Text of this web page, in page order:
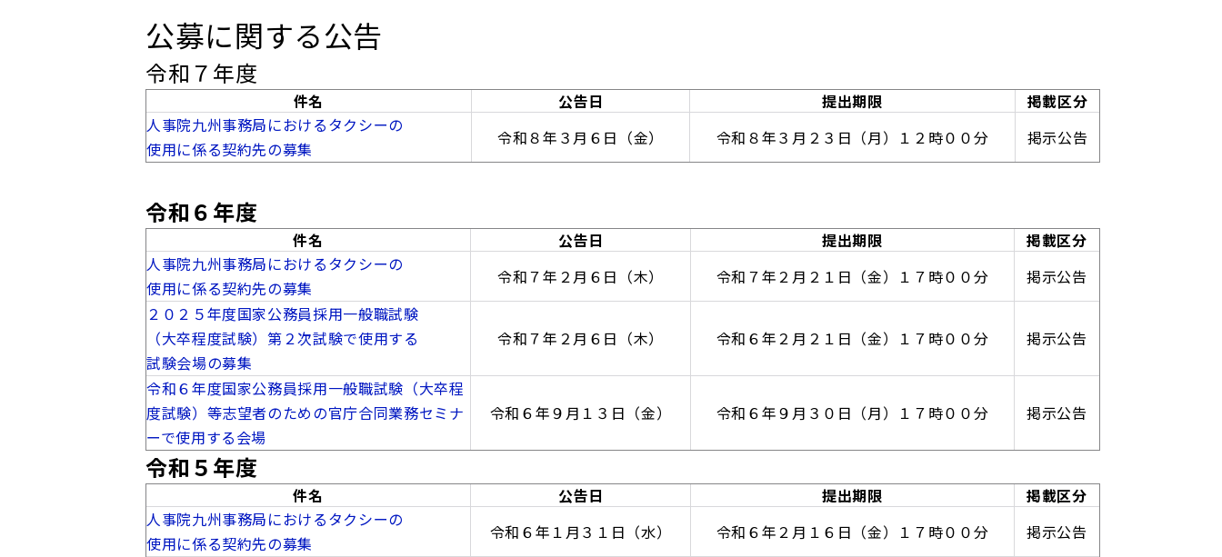
公募に関する公告
令和７年度
件名 公告日 提出期限
掲載区分
人事院九州事務局におけるタクシーの
使用に係る契約先の募集
令和８年３月６日（金） 令和８年３月２３日（月）１２時００分 掲示公告
令和６年度
件名 公告日 提出期限
掲載区分
人事院九州事務局におけるタクシーの
使用に係る契約先の募集
令和７年２月６日（木） 令和７年２月２１日（金）１７時００分
掲示公告
２０２５年度国家公務員採用一般職試験
（大卒程度試験）第２次試験で使用する
試験会場の募集
令和７年２月６日（木） 令和６年２月２１日（金）１７時００分 掲示公告
令和６年度国家公務員採用一般職試験（大卒程
度試験）等志望者のための官庁合同業務セミナ
ーで使用する会場
令和６年９月１３日（金） 令和６年９月３０日（月）１７時００分 掲示公告
令和５年度
件名 公告日 提出期限
掲載区分
人事院九州事務局におけるタクシーの
使用に係る契約先の募集
令和６年１月３１日（水） 令和６年２月１６日（金）１７時００分
掲示公告